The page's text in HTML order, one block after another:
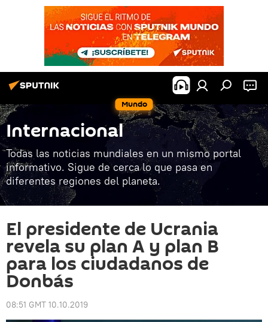
Mundo
Internacional
Todas las noticias mundiales en un mismo portal
informativo. Sigue de cerca lo que pasa en
diferentes regiones del planeta.
El presidente de Ucrania
revela su plan A y plan B
para los ciudadanos de
Donbás
08:51 GMT 10.10.2019